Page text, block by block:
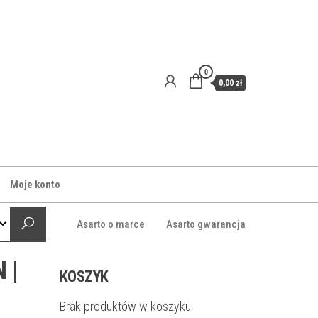
0
0,00 zł
Moje konto
Asarto o marce Asarto gwarancja
| KOSZYK
Brak produktów w koszyku.